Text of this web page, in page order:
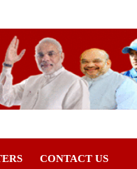
CONTACT US